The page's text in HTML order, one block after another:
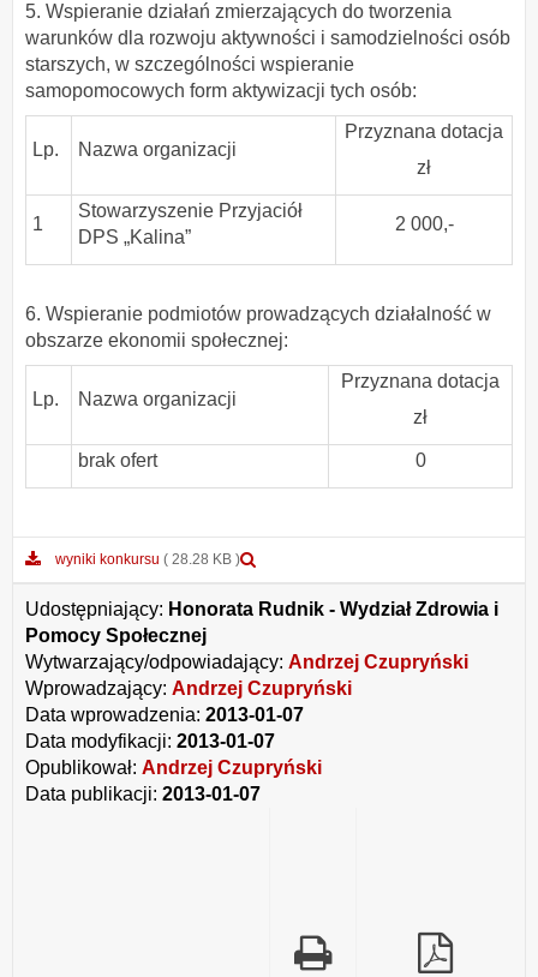
5. Wspieranie działań zmierzających do tworzenia
warunków dla rozwoju aktywności i samodzielności osób
starszych, w szczególności wspieranie
samopomocowych form aktywizacji tych osób:
Lp. Nazwa organizacji
Przyznana dotacja
zł
1
Stowarzyszenie Przyjaciół
DPS „Kalina”
2 000,-
6. Wspieranie podmiotów prowadzących działalność w
obszarze ekonomii społecznej:
Lp. Nazwa organizacji
Przyznana dotacja
zł
brak ofert 0
wyniki konkursu ( 28.28 KB )
załącznika
wyniki
konkursu
Udostępniający: Honorata Rudnik - Wydział Zdrowia i
Pomocy Społecznej
Wytwarzający/odpowiadający: Andrzej Czupryński
Wprowadzający: Andrzej Czupryński
Data wprowadzenia: 2013-01-07
Data modyfikacji: 2013-01-07
Opublikował: Andrzej Czupryński
Data publikacji: 2013-01-07